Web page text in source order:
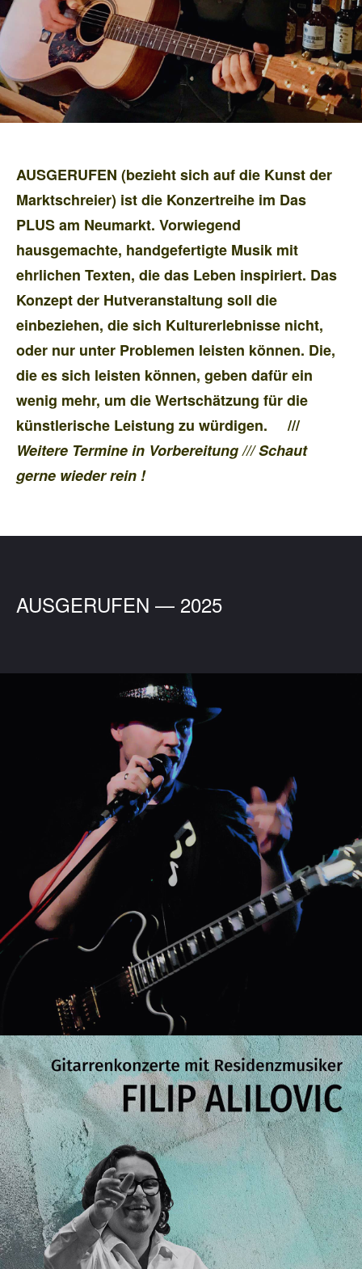
AUSGERUFEN (bezieht sich auf die Kunst der
Marktschreier) ist die Konzertreihe im Das
PLUS am Neumarkt. Vorwiegend
hausgemachte, handgefertigte Musik mit
ehrlichen Texten, die das Leben inspiriert. Das
Konzept der Hutveranstaltung soll die
einbeziehen, die sich Kulturerlebnisse nicht,
oder nur unter Problemen leisten können. Die,
die es sich leisten können, geben dafür ein
wenig mehr, um die Wertschätzung für die
künstlerische Leistung zu würdigen. ///
Weitere Termine in Vorbereitung /// Schaut
gerne wieder rein !
AUSGERUFEN — 2025